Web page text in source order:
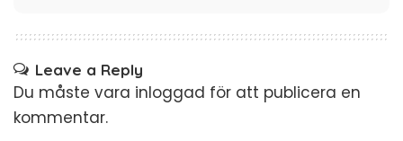
Leave a Reply
Du måste vara inloggad för att publicera en
kommentar.